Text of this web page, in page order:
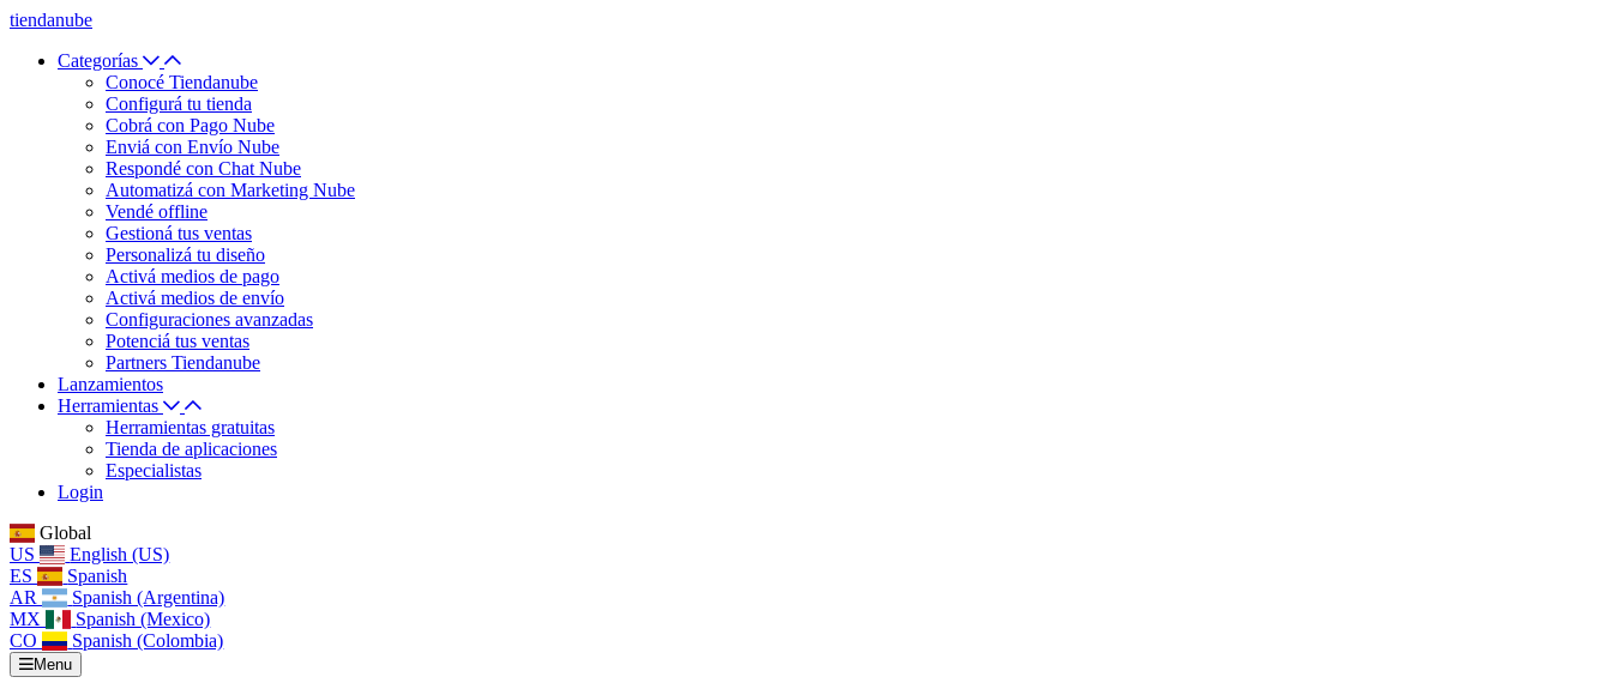
tiendanube
Categorías
Conocé Tiendanube
Configurá tu tienda
Cobrá con Pago Nube
Enviá con Envío Nube
Respondé con Chat Nube
Automatizá con Marketing Nube
Vendé offline
Gestioná tus ventas
Personalizá tu diseño
Activá medios de pago
Activá medios de envío
Configuraciones avanzadas
Potenciá tus ventas
Partners Tiendanube
Lanzamientos
Herramientas
Herramientas gratuitas
Tienda de aplicaciones
Especialistas
Login
Global
US
English (US)
ES
Spanish
AR
Spanish (Argentina)
MX
Spanish (Mexico)
CO
Spanish (Colombia)
Menu